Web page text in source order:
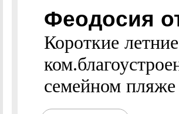
Феодосия
Короткие
семейном